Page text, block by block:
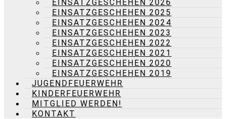
EINSATZGESCHEHEN 2026
EINSATZGESCHEHEN 2025
EINSATZGESCHEHEN 2024
EINSATZGESCHEHEN 2023
EINSATZGESCHEHEN 2022
EINSATZGESCHEHEN 2021
EINSATZGESCHEHEN 2020
EINSATZGESCHEHEN 2019
JUGENDFEUERWEHR
KINDERFEUERWEHR
MITGLIED WERDEN!
KONTAKT